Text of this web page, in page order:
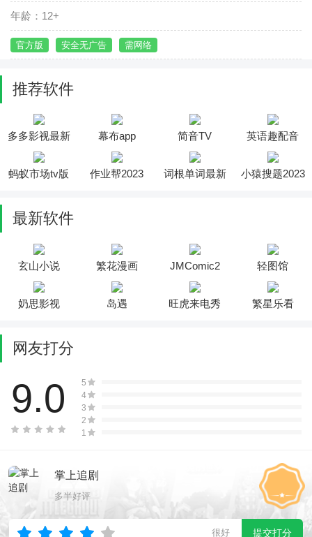
年龄：12+
官方版 安全无广告 需网络
推荐软件
多多影视最新
版
幕布app 简音TV 英语趣配音
蚂蚁市场tv版 作业帮2023
词根单词最新
小猿搜题2023
最新软件
玄山小说 繁花漫画 JMComic2 轻图馆
奶思影视 岛遇 旺虎来电秀 繁星乐看
网友打分
9.0
5
4
3
2
1
掌上追剧
多半好评
很好 提交打分